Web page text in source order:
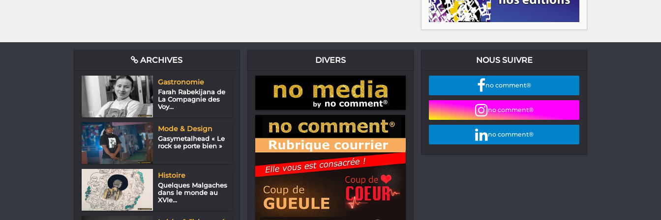
ARCHIVES
Gastronomie
Farah Rabekijana de
La Compagnie des
Voy...
Mode & Design
Gasymetalhead « Le
rock se porte bien »
Histoire
Quelques Malgaches
dans le monde au
XVIe...
DIVERS NOUS SUIVRE
no comment®
no comment®
no comment®